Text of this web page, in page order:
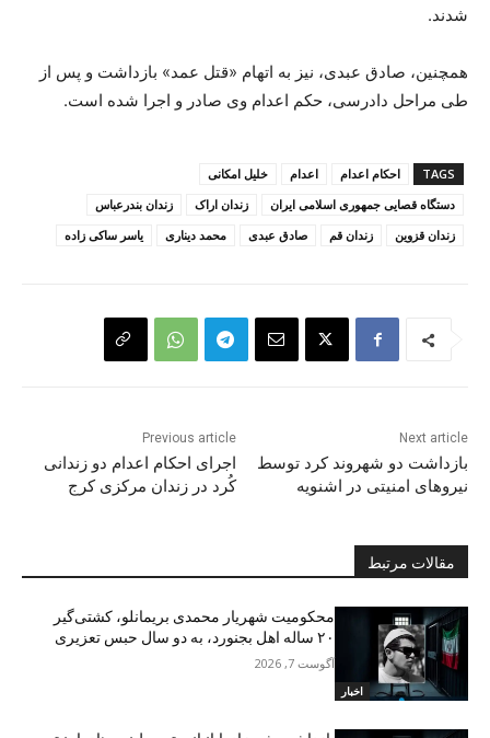
شدند.
همچنین، صادق عبدی، نیز به اتهام «قتل عمد» بازداشت و پس از
طی مراحل دادرسی، حکم اعدام وی صادر و اجرا شده است.
TAGS احکام اعدام اعدام
خلیل امکانی
دستگاە قصایی جمهوری اسلامی ایران
زندان اراک
زندان بندرعباس
زندان قزوین
زندان قم صادق عبدی محمد دیناری یاسر ساکی زادە
Previous article
اجرای احکام اعدام دو زندانی
کُرد در زندان مرکزی کرج
Next article
بازداشت دو شهروند کرد توسط
نیروهای امنیتی در اشنویە
مقالات مرتبط
اخبار
محکومیت شهریار محمدی بریمانلو، کشتی‌گیر
۲۰ ساله اهل بجنورد، به دو سال حبس تعزیری
آگوست 7, 2026